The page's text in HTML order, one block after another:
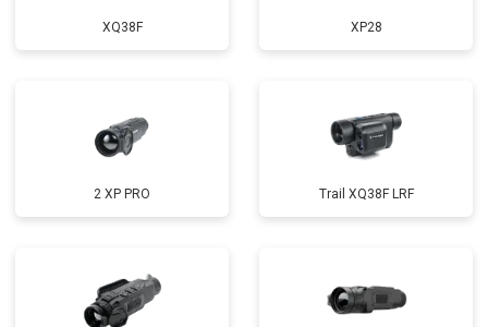
XQ38F XP28
2 XP PRO Trail XQ38F LRF